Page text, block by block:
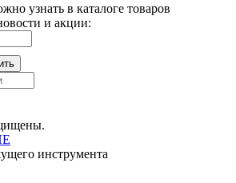
узнать в каталоге товаров
и акции:
инструмента